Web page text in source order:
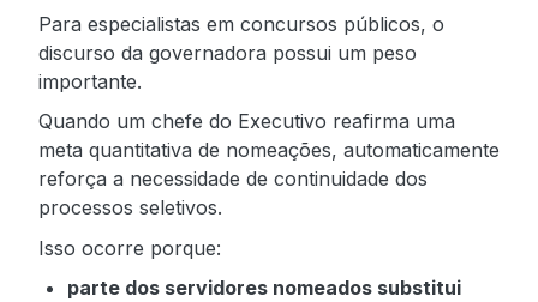
Para especialistas em concursos públicos, o
discurso da governadora possui um peso
importante.
Quando um chefe do Executivo reafirma uma
meta quantitativa de nomeações, automaticamente
reforça a necessidade de continuidade dos
processos seletivos.
Isso ocorre porque:
parte dos servidores nomeados substitui